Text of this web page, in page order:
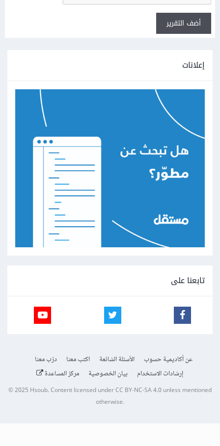
أضف التقرير
إعلانات
تابعنا على
عن أكاديمية حسوب الأسئلة الشائعة اكتب معنا
درّب معنا
إرشادات الاستخدام
بيان الخصوصية مركز المساعدة
© 2025 Hsoub.Content licensed underCC BY-NC-SA 4.0unless mentioned
otherwise.